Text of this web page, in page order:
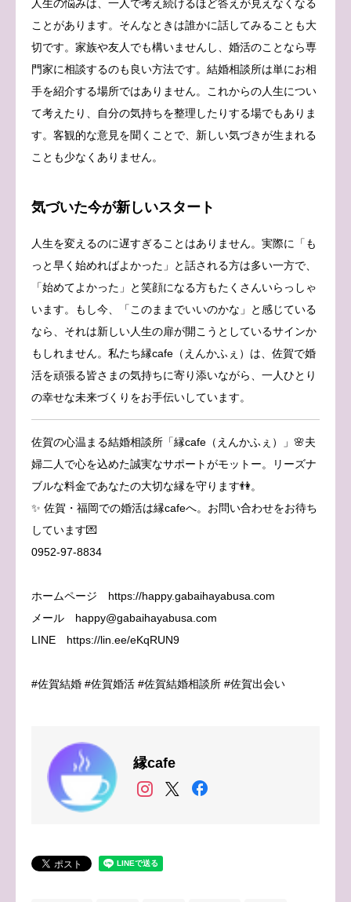
人生の悩みは、一人で考え続けるほど答えが見えなくなる
ことがあります。そんなときは誰かに話してみることも大
切です。家族や友人でも構いませんし、婚活のことなら専
門家に相談するのも良い方法です。結婚相談所は単にお相
手を紹介する場所ではありません。これからの人生につい
て考えたり、自分の気持ちを整理したりする場でもありま
す。客観的な意見を聞くことで、新しい気づきが生まれる
ことも少なくありません。
気づいた今が新しいスタート
人生を変えるのに遅すぎることはありません。実際に「も
っと早く始めればよかった」と話される方は多い一方で、
「始めてよかった」と笑顔になる方もたくさんいらっしゃ
います。もし今、「このままでいいのかな」と感じている
なら、それは新しい人生の扉が開こうとしているサインか
もしれません。私たち縁cafe（えんかふぇ）は、佐賀で婚
活を頑張る皆さまの気持ちに寄り添いながら、一人ひとり
の幸せな未来づくりをお手伝いしています。
佐賀の心温まる結婚相談所「縁cafe（えんかふぇ）」🌸夫
婦二人で心を込めた誠実なサポートがモットー。リーズナ
ブルな料金であなたの大切な縁を守ります👫。
✨ 佐賀・福岡での婚活は縁cafeへ。お問い合わせをお待ち
しています💌
0952-97-8834
ホームページ https://happy.gabaihayabusa.com
メール happy@gabaihayabusa.com
LINE https://lin.ee/eKqRUN9
#佐賀結婚 #佐賀婚活 #佐賀結婚相談所 #佐賀出会い
縁cafe